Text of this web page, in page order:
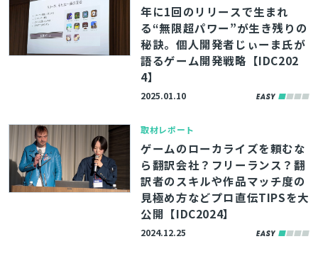
年に1回のリリースで生まれ
る“無限超パワー”が生き残りの
秘訣。個人開発者じぃーま氏が
語るゲーム開発戦略【IDC202
4】
2025.01.10
取材レポート
ゲームのローカライズを頼むな
ら翻訳会社？フリーランス？翻
訳者のスキルや作品マッチ度の
見極め方などプロ直伝TIPSを大
公開【IDC2024】
2024.12.25